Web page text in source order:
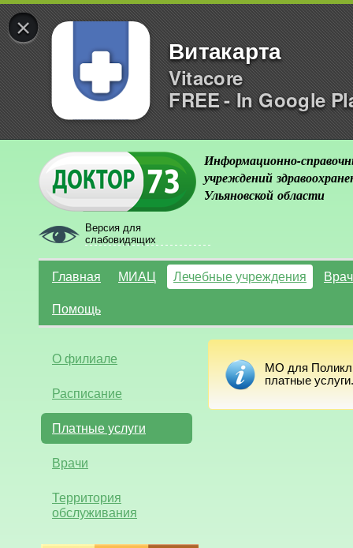
×
Витакарта
Vitacore
FREE - In Google
Версия для
слабовидящих
Информационно-
учреждений
Ульяновской области
Главная МИАЦ Лечебные учреждения
Помощь
О филиале
Расписание
Платные услуги
Врачи
Территория
обслуживания
МО для
платные услуги.